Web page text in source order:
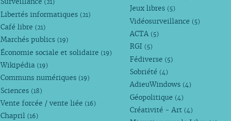
(21)
Libertés informatiques (21)
Café libre (21)
Marchés publics (19)
Économie sociale et solidaire (19)
Wikipédia (19)
Communs numériques (19)
Sciences (18)
Vente forcée / vente liée (16)
Chapril (16)
Jeux libres (5)
Vidéosurveillance (5)
ACTA (5)
RGI (5)
Fédiverse (5)
Sobriété (4)
AdieuWindows (4)
Géopolitique (4)
Créativité - Art (4)